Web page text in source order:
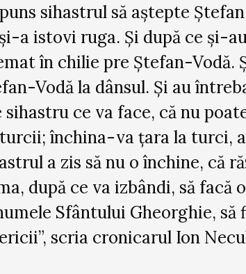
sihastrul să aștepte
a istovi ruga. Și după ce și-
în chilie pre Ștefan-Vodă.
Vodă la dânsul. Și au
sihastru ce va face, că nu
închina-va țara la turci,
a zis să nu o închine, că
după ce va izbândi, să facă
Sfântului Gheorghie, să
scria cronicarul Ion